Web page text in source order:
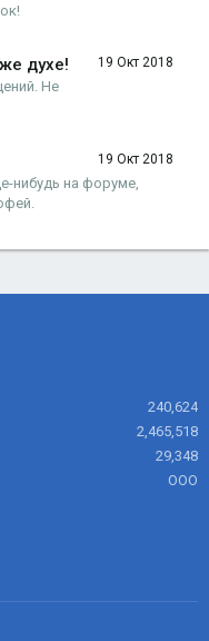
19 Окт 2018
духе!
Не
19 Окт 2018
нибудь на форуме,
240,624
2,465,518
29,348
ООО